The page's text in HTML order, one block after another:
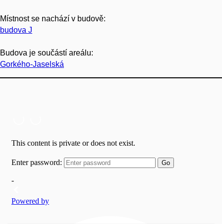
Místnost se nachází v budově:
budova J
Budova je součástí areálu:
Gorkého-Jaselská